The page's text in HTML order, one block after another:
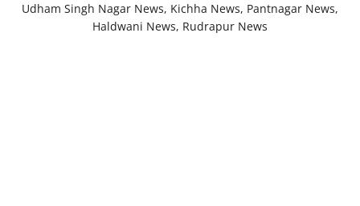
Udham Singh Nagar News, Kichha News, Pantnagar News,
Haldwani News, Rudrapur News